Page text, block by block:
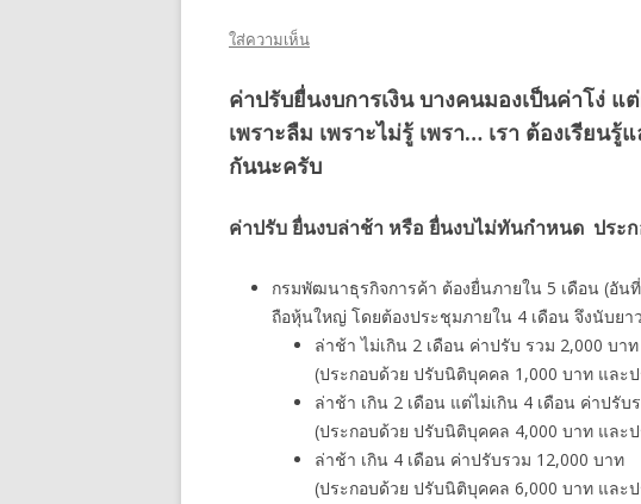
ใส่ความเห็น
ค่าปรับยื่นงบการเงิน บางคนมองเป็นค่าโง่ แ
เพราะลืม เพราะไม่รู้ เพรา… เรา ต้องเรียน
กันนะครับ
ค่าปรับ ยื่นงบล่าช้า หรือ ยื่นงบไม่ทันกำหนด ประ
กรมพัฒนาธุรกิจการค้า ต้องยื่นภายใน 5 เดือน (อั
ถือหุ้นใหญ่ โดยต้องประชุมภายใน 4 เดือน จึงนับยา
ล่าช้า ไม่เกิน 2 เดือน ค่าปรับ รวม 2,000 บาท
(ประกอบด้วย ปรับนิติบุคคล 1,000 บาท และ
ล่าช้า เกิน 2 เดือน แต่ไม่เกิน 4 เดือน ค่าปรับ
(ประกอบด้วย ปรับนิติบุคคล 4,000 บาท และ
ล่าช้า เกิน 4 เดือน ค่าปรับรวม 12,000 บาท
(ประกอบด้วย ปรับนิติบุคคล 6,000 บาท และ